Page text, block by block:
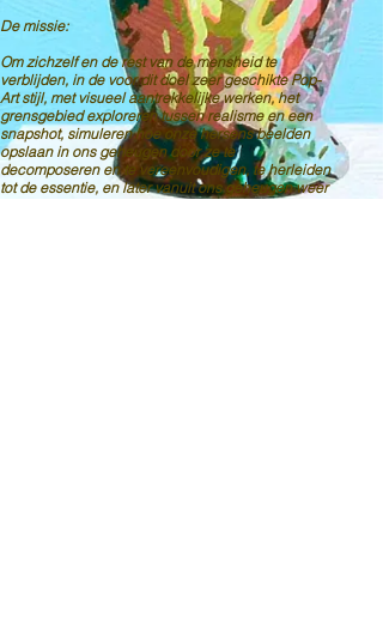
De missie:
Om zichzelf en de rest van de mensheid te
verblijden, in de voor dit doel zeer geschikte Pop-
Art stijl, met visueel aantrekkelijke werken, het
grensgebied exploreren tussen realisme en een
snapshot, simuleren hoe onze hersens beelden
opslaan in ons geheugen door ze te
decomposeren en te vereenvoudigen, te herleiden
tot de essentie, en later vanuit ons geheugen weer